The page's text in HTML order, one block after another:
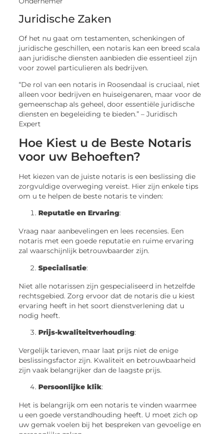
Juridische Zaken
Of het nu gaat om testamenten, schenkingen of
juridische geschillen, een notaris kan een breed scala
aan juridische diensten aanbieden die essentieel zijn
voor zowel particulieren als bedrijven.
“De rol van een notaris in Roosendaal is cruciaal, niet
alleen voor bedrijven en huiseigenaren, maar voor de
gemeenschap als geheel, door essentiële juridische
diensten en begeleiding te bieden.” – Juridisch
Expert
Hoe Kiest u de Beste Notaris
voor uw Behoeften?
Het kiezen van de juiste notaris is een beslissing die
zorgvuldige overweging vereist. Hier zijn enkele tips
om u te helpen de beste notaris te vinden:
Reputatie en Ervaring:
Vraag naar aanbevelingen en lees recensies. Een
notaris met een goede reputatie en ruime ervaring
zal waarschijnlijk betrouwbaarder zijn.
Specialisatie:
Niet alle notarissen zijn gespecialiseerd in hetzelfde
rechtsgebied. Zorg ervoor dat de notaris die u kiest
ervaring heeft in het soort dienstverlening dat u
nodig heeft.
Prijs-kwaliteitverhouding:
Vergelijk tarieven, maar laat prijs niet de enige
beslissingsfactor zijn. Kwaliteit en betrouwbaarheid
zijn vaak belangrijker dan de laagste prijs.
Persoonlijke klik:
Het is belangrijk om een notaris te vinden waarmee
u een goede verstandhouding heeft. U moet zich op
uw gemak voelen bij het bespreken van gevoelige en